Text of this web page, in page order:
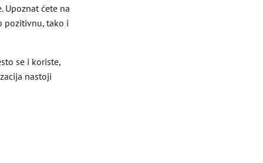
Upoznat ćete na
pozitivnu, tako i
se i koriste,
nastoji